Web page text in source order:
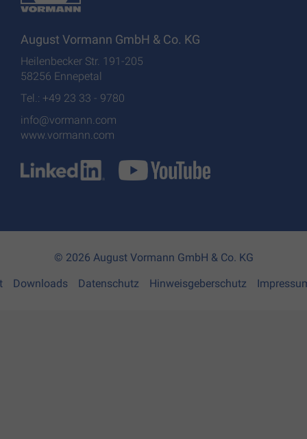
August Vormann GmbH & Co. KG
Heilenbecker Str. 191-205
58256 Ennepetal
Tel.: +49 23 33 - 9780
info@vormann.com
www.vormann.com
© 2026 August Vormann GmbH & Co. KG
Downloads Datenschutz Hinweisgeberschutz